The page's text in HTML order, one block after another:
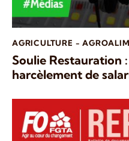
AGRICULTURE -
Soulie Restauration
harcèlement de